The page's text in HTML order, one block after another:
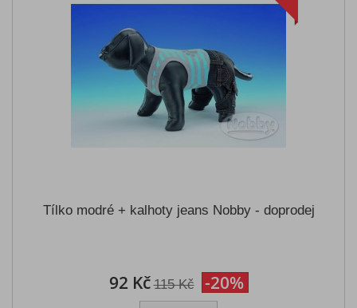
Tílko modré + kalhoty jeans Nobby - doprodej
92 Kč 115 Kč -20%